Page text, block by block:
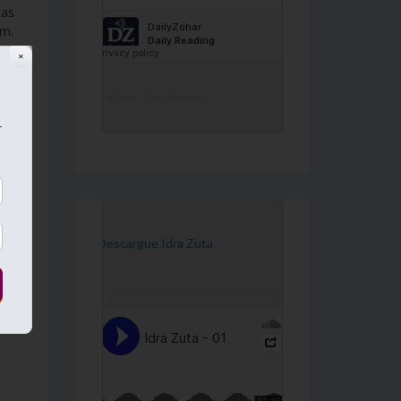
[Descargue Idra Zuta
✕